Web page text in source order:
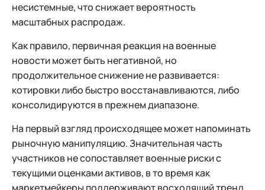
несистемные, что снижает вероятность
масштабных распродаж.
Как правило, первичная реакция на военные
новости может быть негативной, но
продолжительное снижение не развивается:
котировки либо быстро восстанавливаются, либо
консолидируются в прежнем диапазоне.
На первый взгляд происходящее может напоминать
рыночную манипуляцию. Значительная часть
участников не сопоставляет военные риски с
текущими оценками активов, в то время как